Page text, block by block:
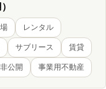
レンタル
サブリース 賃貸
非公開 事業用不動産